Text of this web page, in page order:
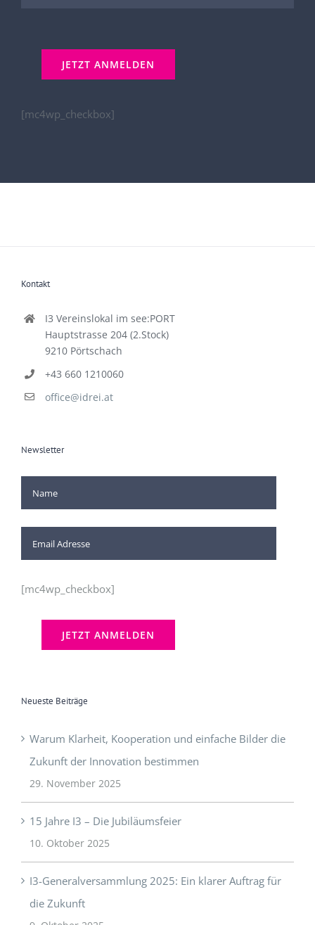
Hauptstrasse 204 (2.Stock)
9210 Pörtschach
+43 660 1210060
office@idrei.at
Zukunft der Innovation bestimmen
29. November 2025
15 Jahre I3 – Die Jubiläumsfeier
10. Oktober 2025
I3-Generalversammlung 2025: Ein klarer Auftrag für
die Zukunft
9. Oktober 2025